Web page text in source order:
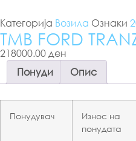
Категорија Возила Ознаки
ТМВ FORD
218000.00 ден
Понуди
Опис
Понудувач
Износ на
понудата